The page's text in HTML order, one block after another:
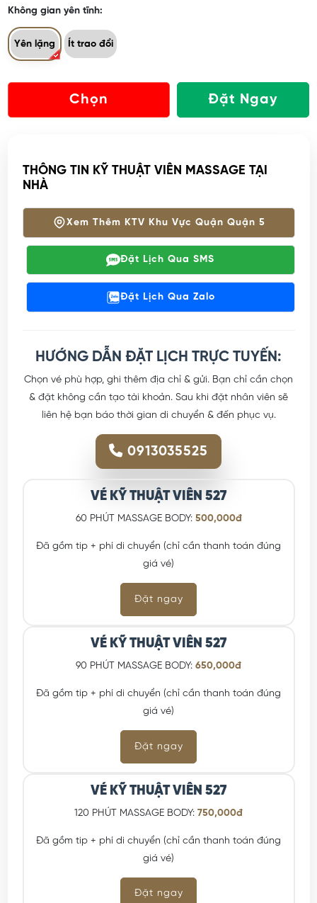
Không gian yên tĩnh:
Yên lặng Ít trao đổi
Chọn Đặt Ngay
THÔNG TIN KỸ THUẬT VIÊN MASSAGE TẠI
NHÀ
Xem Thêm KTV Khu Vực Quận Quận 5
Đặt Lịch Qua SMS
Đặt Lịch Qua Zalo
HƯỚNG DẪN ĐẶT LỊCH TRỰC TUYẾN:
Chọn vé phù hợp, ghi thêm địa chỉ & gửi. Bạn chỉ cần chọn
& đặt không cần tạo tài khoản. Sau khi đặt nhân viên sẽ
liên hệ bạn báo thời gian di chuyển & đến phục vụ.
0913035525
VÉ KỸ THUẬT VIÊN 527
60 PHÚT MASSAGE BODY: 500,000đ
Đã gồm tip + phí di chuyển (chỉ cần thanh toán đúng
giá vé)
Đặt ngay
VÉ KỸ THUẬT VIÊN 527
90 PHÚT MASSAGE BODY: 650,000đ
Đã gồm tip + phí di chuyển (chỉ cần thanh toán đúng
giá vé)
Đặt ngay
VÉ KỸ THUẬT VIÊN 527
120 PHÚT MASSAGE BODY: 750,000đ
Đã gồm tip + phí di chuyển (chỉ cần thanh toán đúng
giá vé)
Đặt ngay